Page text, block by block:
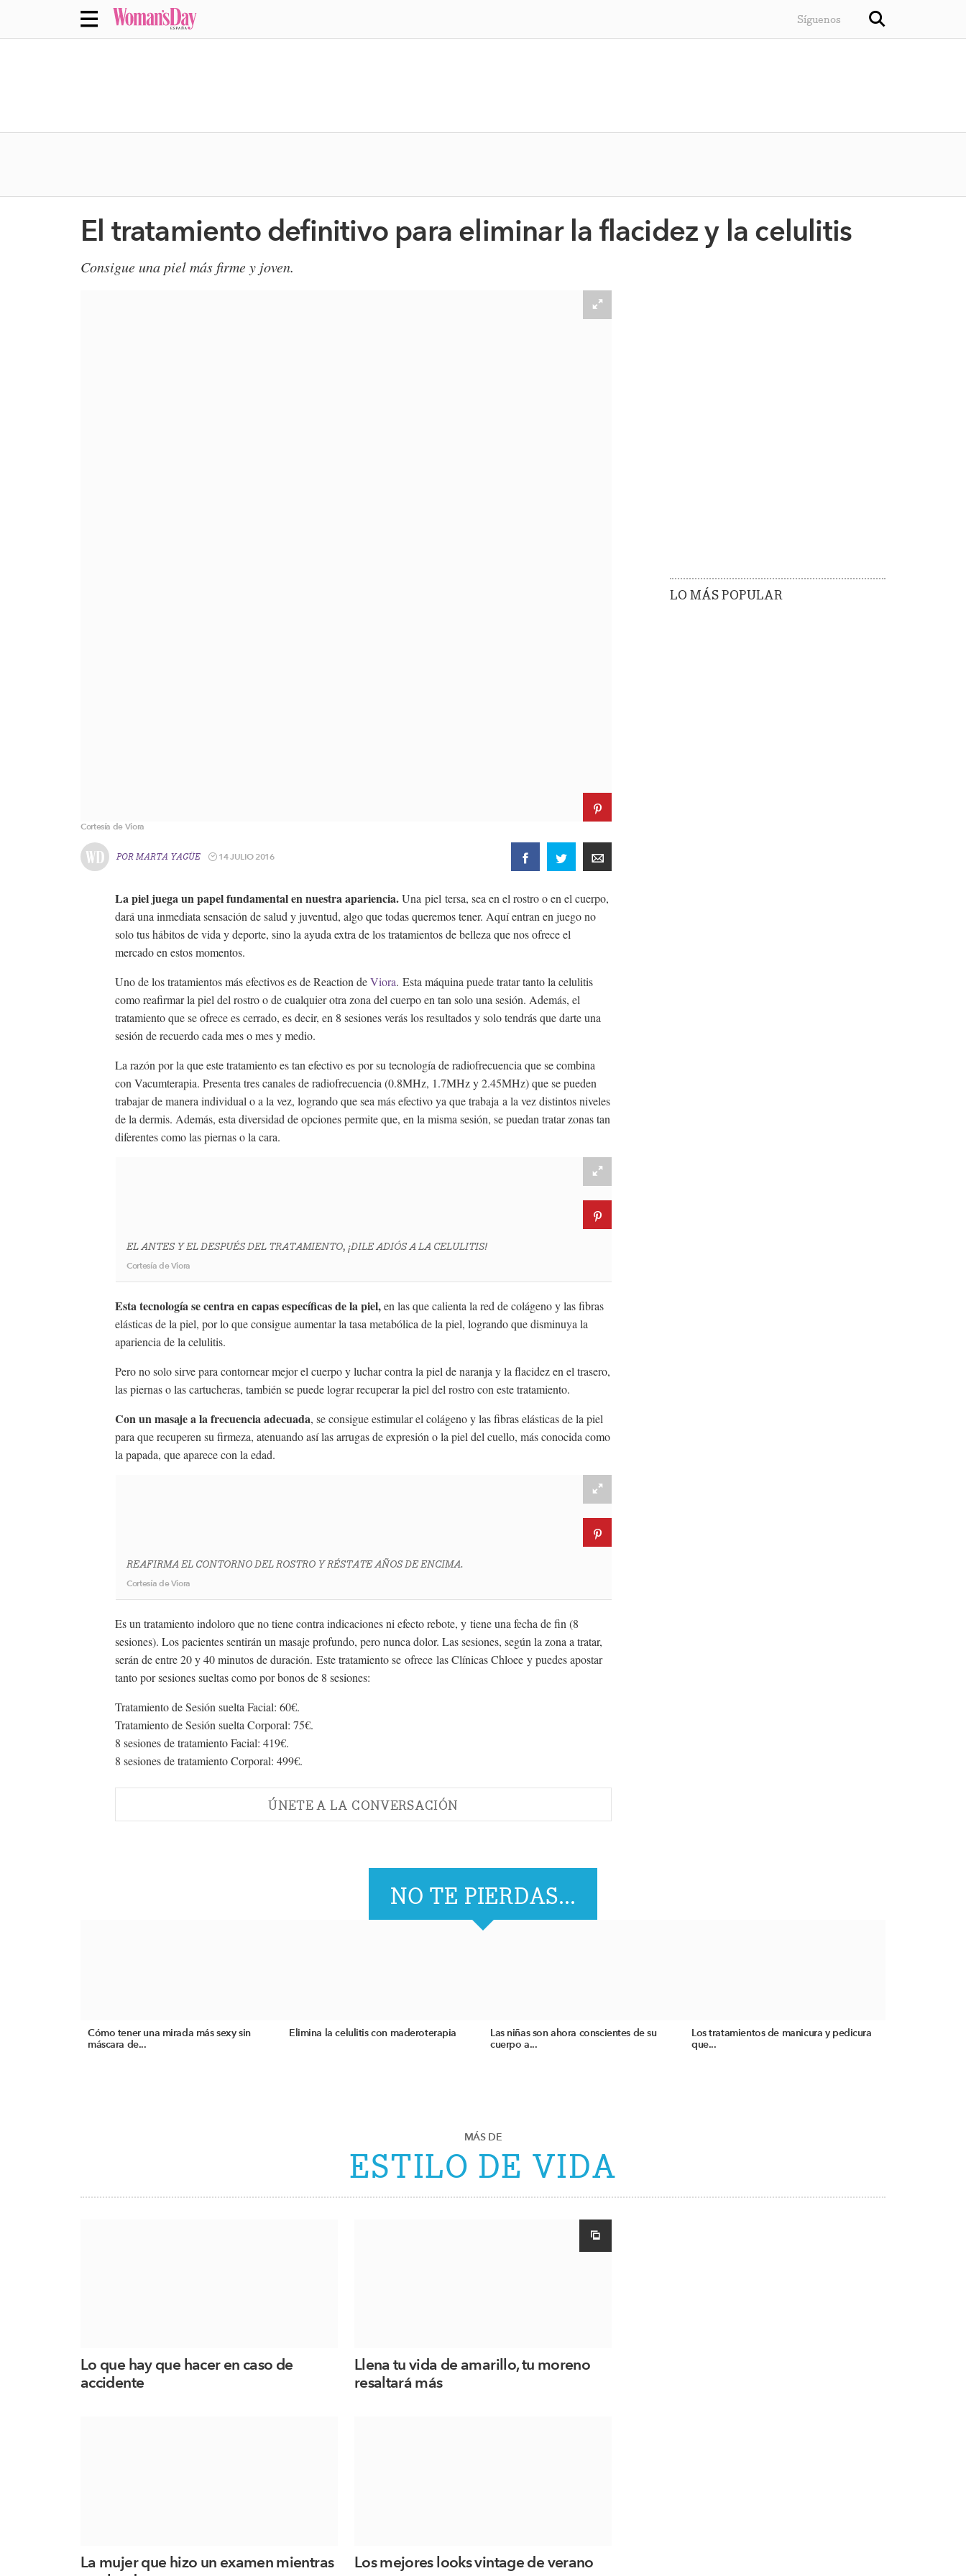
Síguenos
El tratamiento definitivo para eliminar la flacidez y la celulitis
Consigue una piel más firme y joven.​
LO MÁS POPULAR
Cortesía de Viora
POR MARTA YAGÜE 14 JULIO 2016
La piel juega un papel fundamental en nuestra apariencia.Una piel tersa, sea en el rostro o en el cuerpo,
dará una inmediata sensación de salud y juventud, algo que todas queremos tener. Aquí entran en juego no
solo tus hábitos de vida y deporte, sino la ayuda extra de los tratamientos de belleza que nos ofrece el
mercado en estos momentos.
Uno de los tratamientos más efectivos es de Reaction deViora. Esta máquina puede tratar tanto la celulitis
como reafirmar la piel del rostro o de cualquier otra zona del cuerpo en tan solo una sesión. Además, el
tratamiento que se ofrece es cerrado, es decir, en 8 sesiones verás los resultados y solo tendrás que darte una
sesión de recuerdo cada mes o mes y medio.
La razón por la que este tratamiento es tan efectivo es por su tecnología de radiofrecuencia que se combina
con Vacumterapia. Presenta tres canales de radiofrecuencia (0.8MHz, 1.7MHz y 2.45MHz) que se pueden
trabajar de manera individual o a la vez, logrando que sea más efectivo ya que trabaja a la vez distintos niveles
de la dermis. Además, esta diversidad de opciones permite que, en la misma sesión, se puedan tratar zonas tan
diferentes como las piernas o la cara.
EL ANTES Y EL DESPUÉS DEL TRATAMIENTO, ¡DILE ADIÓS A LA CELULITIS!
Cortesía de Viora
Esta tecnología se centra en capas específicas de la piel,en las que calienta la red de colágeno y las fibras
elásticas de la piel, por lo que consigue aumentar la tasa metabólica de la piel, logrando que disminuya la
apariencia de la celulitis.
Pero no solo sirve para contornear mejor el cuerpo y luchar contra la piel de naranja y la flacidez en el trasero,
las piernas o las cartucheras, también se puede lograr recuperar la piel del rostro con este tratamiento.
Con un masaje a la frecuencia adecuada, se consigue estimular el colágeno y las fibras elásticas de la piel
para que recuperen su firmeza, atenuando así las arrugas de expresión o la piel del cuello, más conocida como
la papada, que aparece con la edad.
REAFIRMA EL CONTORNO DEL ROSTRO Y RÉSTATE AÑOS DE ENCIMA.
Cortesía de Viora
Es un tratamiento indoloro que no tiene contra indicaciones ni efecto rebote, y tiene una fecha de fin (8
sesiones). Los pacientes sentirán un masaje profundo, pero nunca dolor. Las sesiones, según la zona a tratar,
serán de entre 20 y 40 minutos de duración. Este tratamiento se ofrece las Clínicas Chloee y puedes apostar
tanto por sesiones sueltas como por bonos de 8 sesiones:
Tratamiento de Sesión suelta Facial: 60€.
Tratamiento de Sesión suelta Corporal: 75€.
8 sesiones de tratamiento Facial: 419€.
8 sesiones de tratamiento Corporal: 499€.
ÚNETE A LA CONVERSACIÓN
NO TE PIERDAS...
Cómo tener una mirada más sexy sin
máscara de...
Elimina la celulitis con maderoterapia
Las niñas son ahora conscientes de su
cuerpo a...
Los tratamientos de manicura y pedicura
que...
MÁS DE
ESTILO DE VIDA
Lo que hay que hacer en caso de
accidente
Llena tu vida de amarillo, tu moreno
resaltará más
La mujer que hizo un examen mientras
Los mejores looks vintage de verano